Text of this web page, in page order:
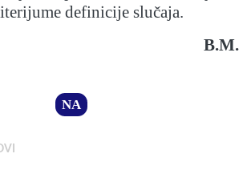
definicije slučaja.
B.M.
NA